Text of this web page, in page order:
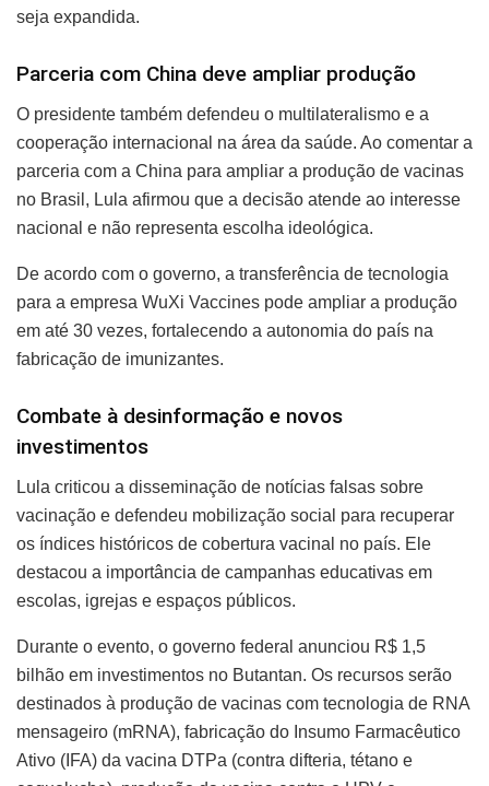
seja expandida.
Parceria com China deve ampliar produção
O presidente também defendeu o multilateralismo e a
cooperação internacional na área da saúde. Ao comentar a
parceria com a China para ampliar a produção de vacinas
no Brasil, Lula afirmou que a decisão atende ao interesse
nacional e não representa escolha ideológica.
De acordo com o governo, a transferência de tecnologia
para a empresa WuXi Vaccines pode ampliar a produção
em até 30 vezes, fortalecendo a autonomia do país na
fabricação de imunizantes.
Combate à desinformação e novos
investimentos
Lula criticou a disseminação de notícias falsas sobre
vacinação e defendeu mobilização social para recuperar
os índices históricos de cobertura vacinal no país. Ele
destacou a importância de campanhas educativas em
escolas, igrejas e espaços públicos.
Durante o evento, o governo federal anunciou R$ 1,5
bilhão em investimentos no Butantan. Os recursos serão
destinados à produção de vacinas com tecnologia de RNA
mensageiro (mRNA), fabricação do Insumo Farmacêutico
Ativo (IFA) da vacina DTPa (contra difteria, tétano e